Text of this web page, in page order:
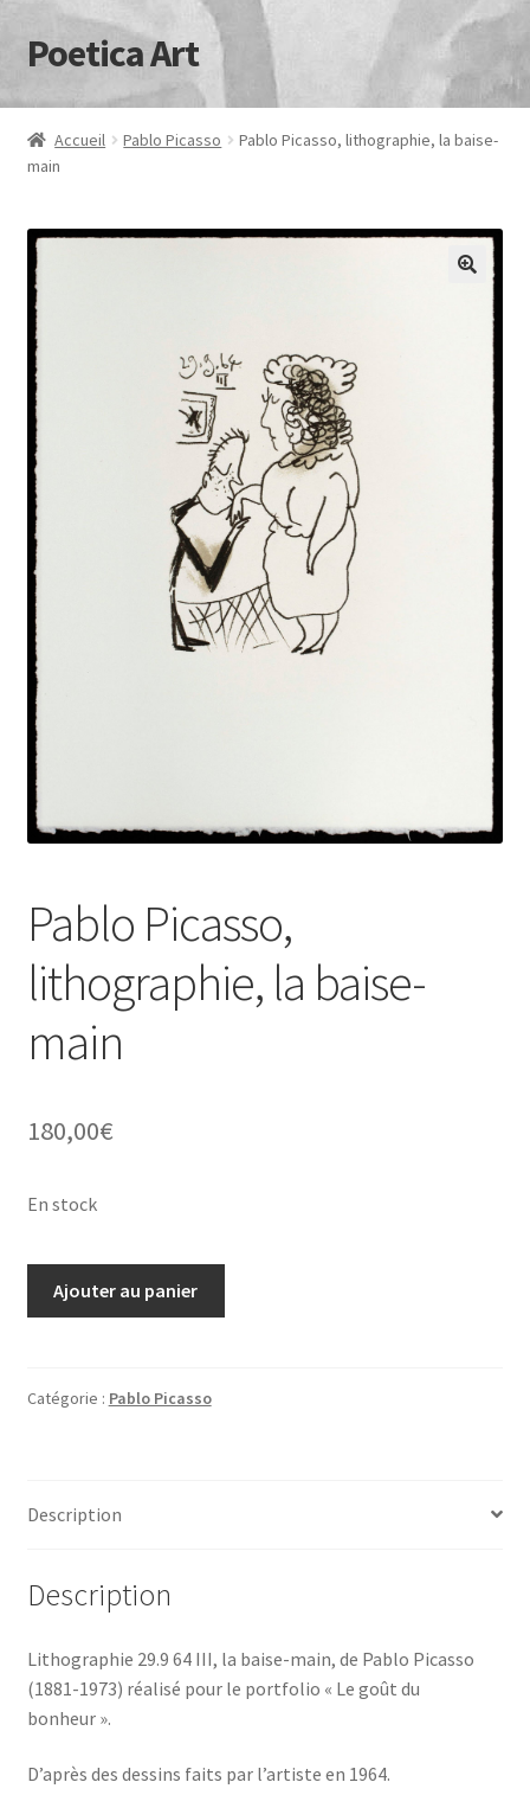
Aller
à
la
navigation
Aller
au
contenu
Poetica Art
Accueil Pablo Picasso
Pablo Picasso, lithographie, la baise-
main
Pablo Picasso,
lithographie, la baise-
main
180,00€
En stock
lithographie,
Ajouter au panier
Catégorie : Pablo Picasso
Description
Description
Lithographie 29.9 64 III, la baise-main, de Pablo Picasso
(1881-1973) réalisé pour le portfolio « Le goût du
bonheur ».
D’après des dessins faits par l’artiste en 1964.